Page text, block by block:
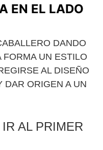
EN EL LADO
DANDO
UN ESTILO
AL DISEÑO
DAR ORIGEN A UN
AL PRIMER